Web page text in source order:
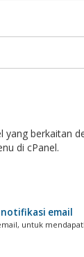
yang berkaitan
di cPanel.
notifikasi email
untuk